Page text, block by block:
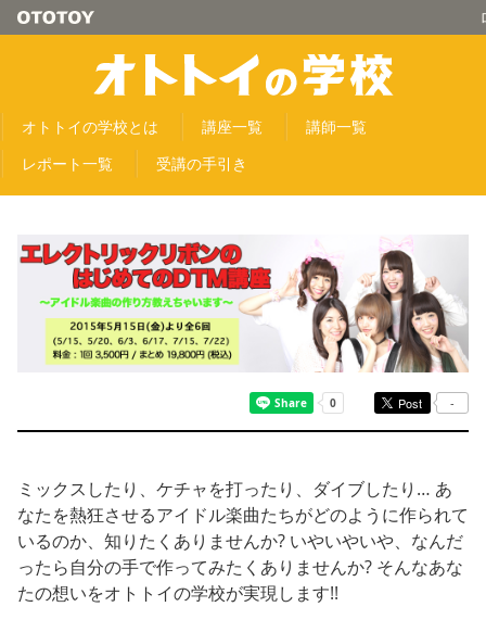
オトトイの学校とは 講座一覧
講師一覧
レポート一覧
受講の手引き
Post -
ミックスしたり、ケチャを打ったり、ダイブしたり… あ
なたを熱狂させるアイドル楽曲たちがどのように作られて
いるのか、知りたくありませんか? いやいやいや、なんだ
ったら自分の手で作ってみたくありませんか? そんなあな
たの想いをオトトイの学校が実現します!!